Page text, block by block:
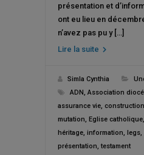
présentation et
ont eu lieu en
n’avez pas pu y […]
Lire la suite
Simla Cynthia
ADN Association
assurance vie, construction
mutation Eglise catholique,
héritage, information legs,
présentation testament